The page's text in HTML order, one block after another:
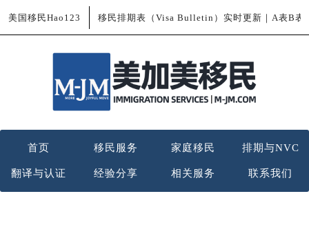
美国移民Hao123 移民排期表（Visa Bulletin）实时更新｜A表B表
首页 移民服务 家庭移民 排期与NVC
翻译与认证 经验分享 相关服务 联系我们